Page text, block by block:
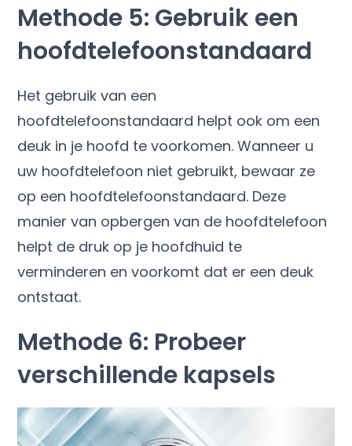
Methode 5: Gebruik een
hoofdtelefoonstandaard
Het gebruik van een
hoofdtelefoonstandaard helpt ook om een ​​
deuk in je hoofd te voorkomen. Wanneer u
uw hoofdtelefoon niet gebruikt, bewaar ze
op een hoofdtelefoonstandaard. Deze
manier van opbergen van de hoofdtelefoon
helpt de druk op je hoofdhuid te
verminderen en voorkomt dat er een deuk
ontstaat.
Methode 6: Probeer
verschillende kapsels